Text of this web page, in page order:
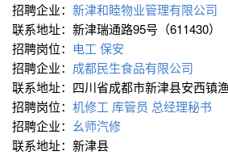
招聘企业： 新津和睦物业管理有限公司
联系地址：新津瑞通路95号（611430）
招聘岗位： 电工 保安
招聘企业： 成都民生食品有限公司
联系地址：四川省成都市新津县安西镇
招聘岗位： 机修工 库管员 总经理秘书
招聘企业： 幺师汽修
联系地址：新津县